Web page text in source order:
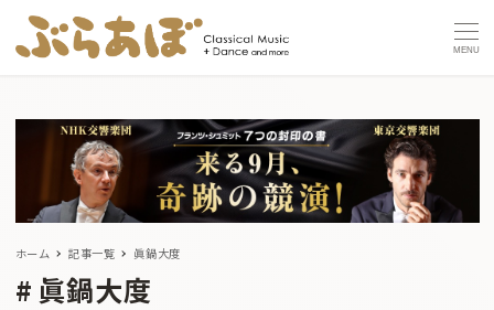
MENU
ホーム 記事一覧 眞鍋大度
眞鍋大度